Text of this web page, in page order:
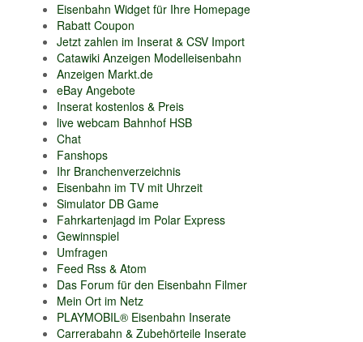
Eisenbahn Widget für Ihre Homepage
Rabatt Coupon
Jetzt zahlen im Inserat & CSV Import
Catawiki Anzeigen Modelleisenbahn
Anzeigen Markt.de
eBay Angebote
Inserat kostenlos & Preis
live webcam Bahnhof HSB
Chat
Fanshops
Ihr Branchenverzeichnis
Eisenbahn im TV mit Uhrzeit
Simulator DB Game
Fahrkartenjagd im Polar Express
Gewinnspiel
Umfragen
Feed Rss & Atom
Das Forum für den Eisenbahn Filmer
Mein Ort im Netz
PLAYMOBIL® Eisenbahn Inserate
Carrerabahn & Zubehörteile Inserate